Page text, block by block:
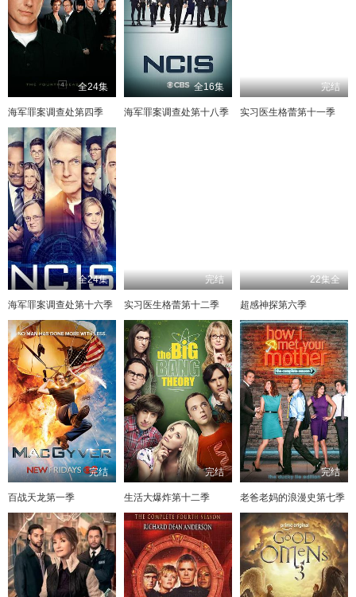
全24集
海军罪案调查处第四季
全16集
海军罪案调查处第十八季
完结
实习医生格蕾第十一季
全24集
海军罪案调查处第十六季
完结
实习医生格蕾第十二季
22集全
超感神探第六季
完结
百战天龙第一季
完结
生活大爆炸第十二季
完结
老爸老妈的浪漫史第七季